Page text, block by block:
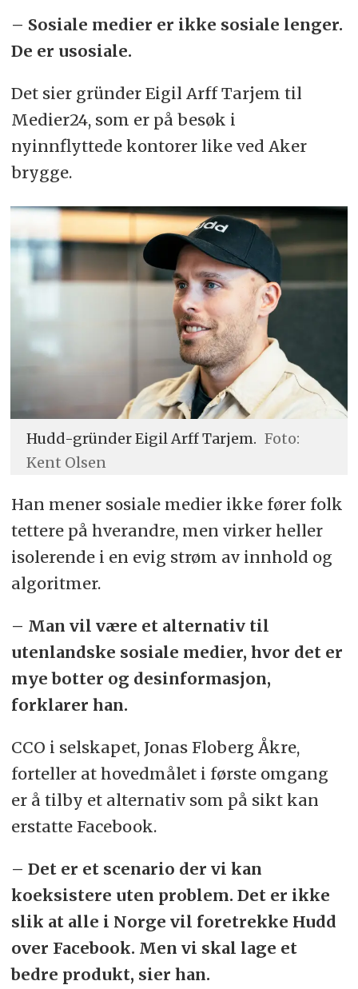
lokal nytteverdi, med ambisjoner
om vekst både i Norge og
internasjonalt.
Oppsummeringen er laget av ChatGPT,
– Sosiale medier er ikke sosiale lenger.
De er usosiale.
Det sier gründer Eigil Arff Tarjem til
Medier24, som er på besøk i
nyinnflyttede kontorer like ved Aker
brygge.
Hudd-gründer Eigil Arff Tarjem. Foto:
Kent Olsen
Han mener sosiale medier ikke fører folk
tettere på hverandre, men virker heller
isolerende i en evig strøm av innhold og
algoritmer.
– Man vil være et alternativ til
utenlandske sosiale medier, hvor det er
mye botter og desinformasjon,
forklarer han.
CCO i selskapet, Jonas Floberg Åkre,
forteller at hovedmålet i første omgang
er å tilby et alternativ som på sikt kan
erstatte Facebook.
– Det er et scenario der vi kan
koeksistere uten problem. Det er ikke
slik at alle i Norge vil foretrekke Hudd
over Facebook. Men vi skal lage et
bedre produkt, sier han.